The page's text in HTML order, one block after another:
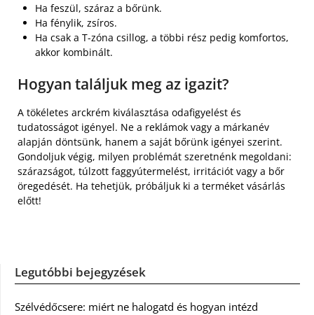
Ha feszül, száraz a bőrünk.
Ha fénylik, zsíros.
Ha csak a T-zóna csillog, a többi rész pedig komfortos,
akkor kombinált.
Hogyan találjuk meg az igazit?
A tökéletes arckrém kiválasztása odafigyelést és
tudatosságot igényel. Ne a reklámok vagy a márkanév
alapján döntsünk, hanem a saját bőrünk igényei szerint.
Gondoljuk végig, milyen problémát szeretnénk megoldani:
szárazságot, túlzott faggyútermelést, irritációt vagy a bőr
öregedését. Ha tehetjük, próbáljuk ki a terméket vásárlás
előtt!
Legutóbbi bejegyzések
Szélvédőcsere: miért ne halogatd és hogyan intézd